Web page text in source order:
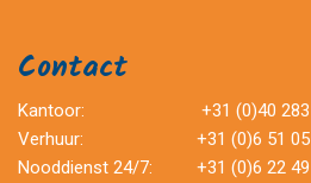
Contact
Kantoor:
+31 (0)40
Verhuur:
+31 (0)6 51
Nooddienst 24/7:
+31 (0)6 22